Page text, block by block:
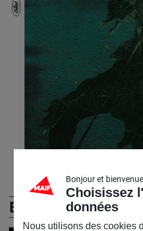
En vidéos
Bonjour et
Choisissez
données
Nous utilisons des cookies